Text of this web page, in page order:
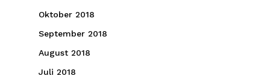
Oktober 2018
September 2018
August 2018
Juli 2018